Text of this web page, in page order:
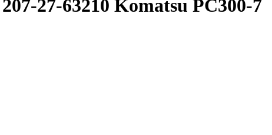
27-63210 Komatsu PC300-7